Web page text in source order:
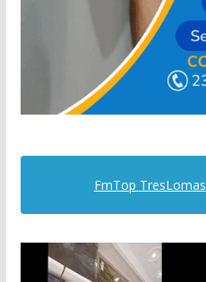
FmTop TresLomas